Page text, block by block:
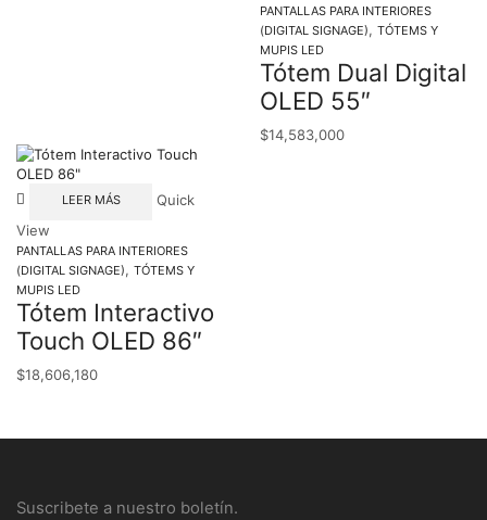
PANTALLAS PARA INTERIORES
(DIGITAL SIGNAGE), TÓTEMS Y
MUPIS LED
Tótem Dual Digital
OLED 55″
$14,583,000
LEER MÁS
Quick
View
PANTALLAS PARA INTERIORES
(DIGITAL SIGNAGE), TÓTEMS Y
MUPIS LED
Tótem Interactivo
Touch OLED 86″
$18,606,180
Suscribete a nuestro boletín.